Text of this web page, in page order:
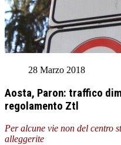
28 Marzo 2018
Aosta, Paron: traffico
regolamento Ztl
Per alcune vie non del centro
alleggerite